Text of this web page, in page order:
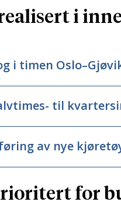
er
en effektpakke.
i
i timen
til
av nye
for